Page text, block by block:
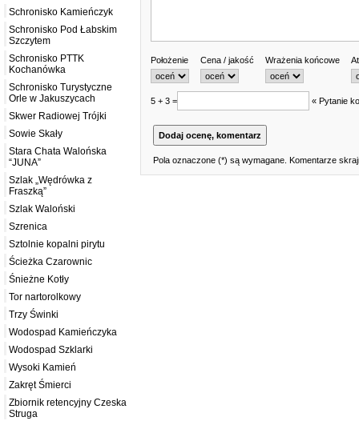
Schronisko Kamieńczyk
Schronisko Pod Łabskim
Szczytem
Schronisko PTTK
Kochanówka
Schronisko Turystyczne
Orle w Jakuszycach
Skwer Radiowej Trójki
Sowie Skały
Stara Chata Walońska
“JUNA”
Szlak „Wędrówka z
Fraszką”
Szlak Waloński
Szrenica
Sztolnie kopalni pirytu
Ścieżka Czarownic
Śnieżne Kotły
Tor nartorolkowy
Trzy Świnki
Wodospad Kamieńczyka
Wodospad Szklarki
Wysoki Kamień
Zakręt Śmierci
Zbiornik retencyjny Czeska
Struga
Położenie Cena / jakość Wrażenia końcowe
5 + 3 = « Pytanie
Pola oznaczone (*) są wymagane. Komentarze